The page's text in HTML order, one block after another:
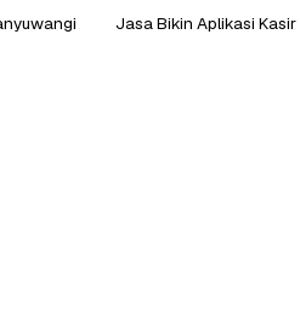
Jasa Bikin Aplikasi